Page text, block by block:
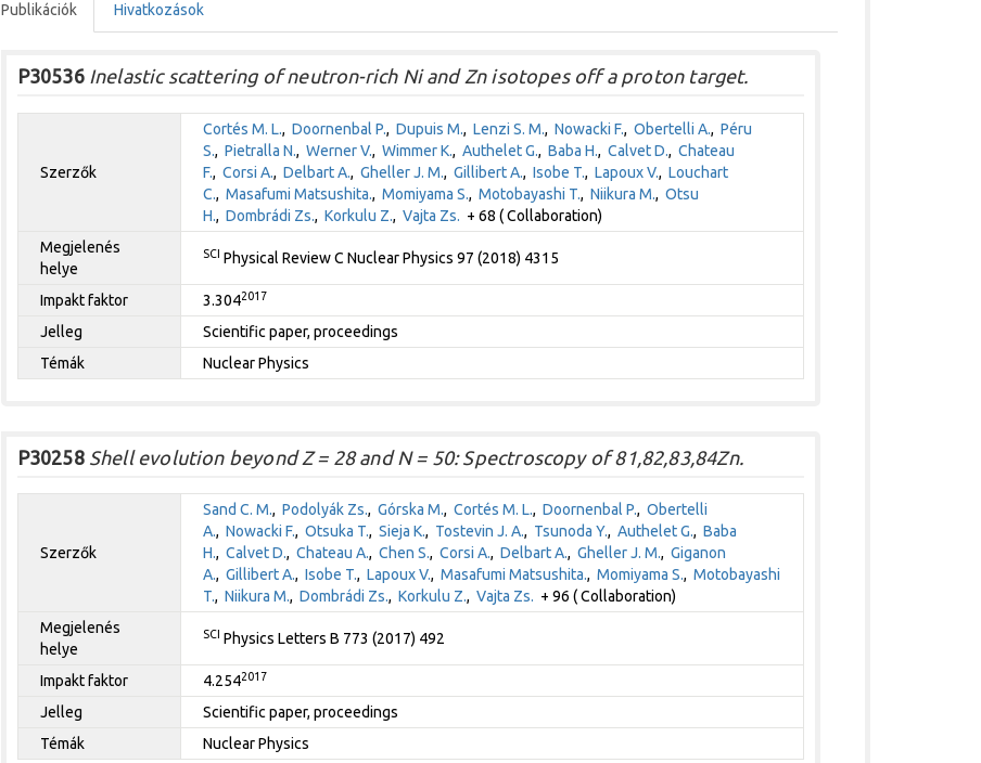
Publikációk Hivatkozások
P30536Inelastic scattering of neutron-rich Ni and Zn isotopes off a proton target.
Szerzők
Cortés M. L., Doornenbal P., Dupuis M., Lenzi S. M., Nowacki F., Obertelli A., Péru
S., Pietralla N., Werner V., Wimmer K., Authelet G., Baba H., Calvet D., Chateau
F., Corsi A., Delbart A., Gheller J. M., Gillibert A., Isobe T., Lapoux V., Louchart
C., Masafumi Matsushita., Momiyama S., Motobayashi T., Niikura M., Otsu
H., Dombrádi Zs., Korkulu Z., Vajta Zs. + 68 ( Collaboration)
Megjelenés
helye
SCI Physical Review C Nuclear Physics 97 (2018) 4315
Impakt faktor 3.3042017
Jelleg
Scientific paper, proceedings
Témák
Nuclear Physics
P30258Shell evolution beyond Z = 28 and N = 50: Spectroscopy of 81,82,83,84Zn.
Szerzők
Sand C. M., Podolyák Zs., Górska M., Cortés M. L., Doornenbal P., Obertelli
A., Nowacki F., Otsuka T., Sieja K., Tostevin J. A., Tsunoda Y., Authelet G., Baba
H., Calvet D., Chateau A., Chen S., Corsi A., Delbart A., Gheller J. M., Giganon
A., Gillibert A., Isobe T., Lapoux V., Masafumi Matsushita., Momiyama S., Motobayashi
T., Niikura M., Dombrádi Zs., Korkulu Z., Vajta Zs. + 96 ( Collaboration)
Megjelenés
helye
SCI Physics Letters B 773 (2017) 492
Impakt faktor 4.2542017
Jelleg
Scientific paper, proceedings
Témák
Nuclear Physics